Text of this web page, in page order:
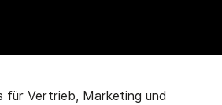
Vertrieb, Marketing und